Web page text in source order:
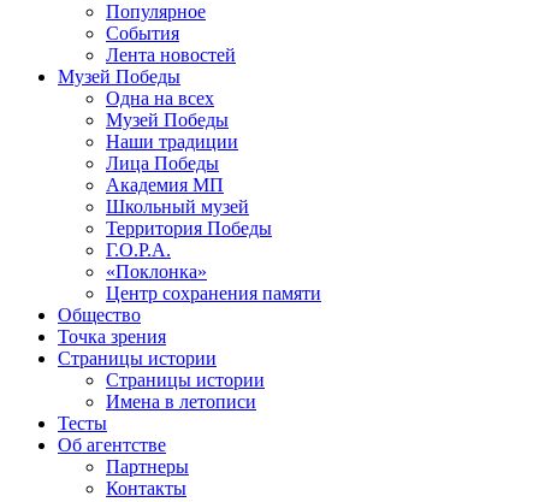
Популярное
События
Лента новостей
Музей Победы
Одна на всех
Музей Победы
Наши традиции
Лица Победы
Академия МП
Школьный музей
Территория Победы
Г.О.Р.А.
«Поклонка»
Центр сохранения памяти
Общество
Точка зрения
Страницы истории
Страницы истории
Имена в летописи
Тесты
Об агентстве
Партнеры
Контакты